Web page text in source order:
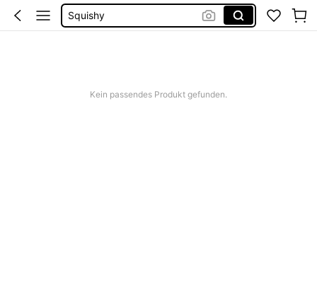
Squishy
Kein passendes Produkt gefunden.